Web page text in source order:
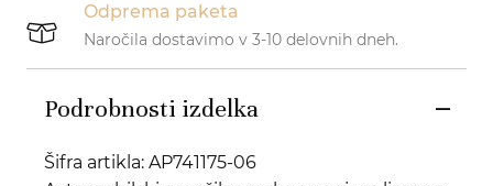
Odprema paketa
Naročila dostavimo v 3-10 delovnih dneh.
Podrobnosti izdelka
Šifra artikla: AP741175-06